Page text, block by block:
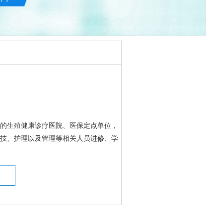
生殖健康诊疗医院、医保定点单位，
、护理以及管理等相关人员进修、学